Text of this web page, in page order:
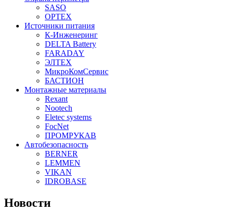
SASO
OPTEX
Источники питания
К-Инженеринг
DELTA Battery
FARADAY
ЭЛТЕХ
МикроКомСервис
БАСТИОН
Монтажные материалы
Rexant
Nootech
Eletec systems
FocNet
ПРОМРУКАВ
Автобезопасность
BERNER
LEMMEN
VIKAN
IDROBASE
Новости